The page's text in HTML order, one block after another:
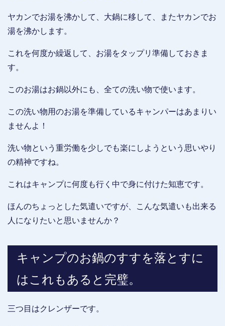
ヤカンでお湯を沸かして、大鍋に移して、またヤカンでお
湯を沸かします。
これを何度か繰返して、お湯をタップリ準備しておきま
す。
このお湯はお鍋以外にも、全ての洗い物で使います。
この洗い物用のお湯を準備しているキャンパーはあまりい
ませんよ！
洗い物という重労働を少しでも楽にしようという思いやり
の精神ですね。
これはキャンプに何度も行く中で身に付けた知恵です。
ほんのちょっとした気遣いですが、こんな気遣いも出来る
人になりたいと思いませんか？
キャンプのお鍋のすすを落とすに
はこれもあると完璧。
三つ目はクレンザーです。